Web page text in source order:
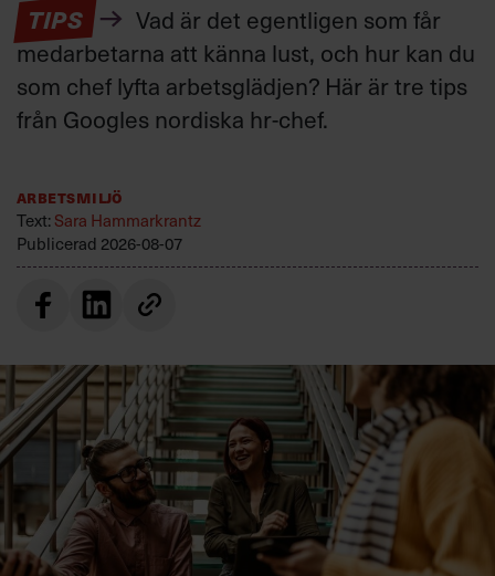
TIPS
Vad är det egentligen som får
medarbetarna att känna lust, och hur kan du
som chef lyfta arbetsglädjen? Här är tre tips
från Googles nordiska hr-chef.
Arbetsmiljö
Text:Sara Hammarkrantz
Publicerad 2026-08-07